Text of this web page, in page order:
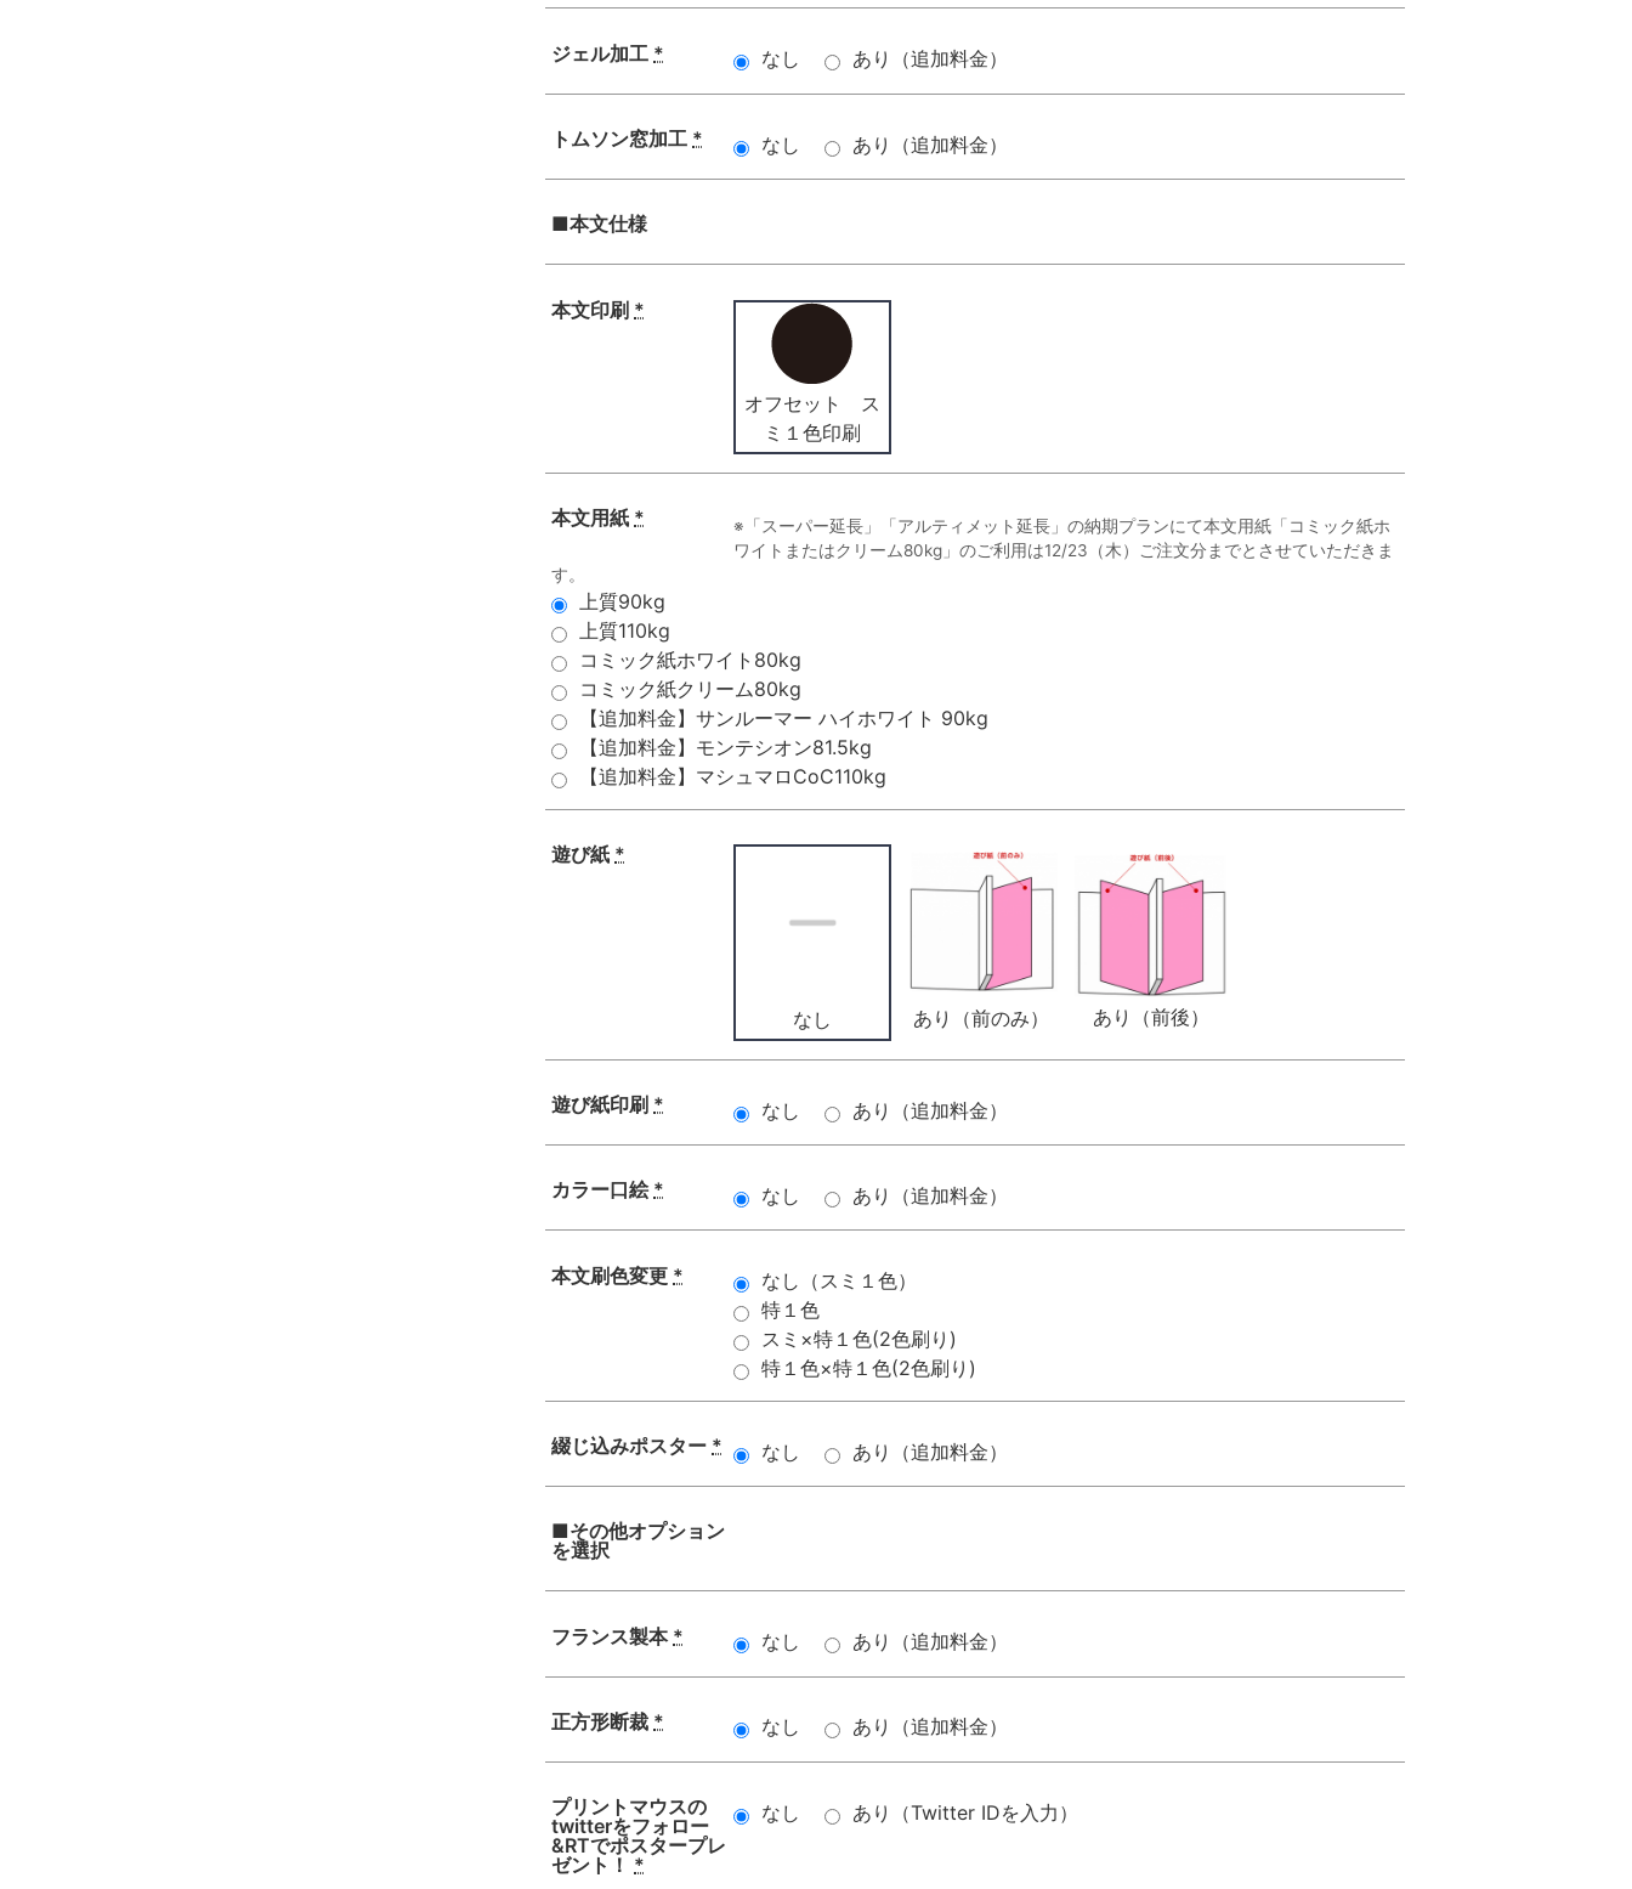
ジェル加工 * なし あり（追加料金）
トムソン窓加工 * なし あり（追加料金）
■本文仕様
本文印刷 *
オフセット ス
ミ１色印刷
本文用紙 *
※「スーパー延長」「アルティメット延長」の納期プランにて本文用紙「コミック紙ホ
ワイトまたはクリーム80kg」のご利用は12/23（木）ご注文分までとさせていただきま
す。
上質90kg
上質110kg
コミック紙ホワイト80kg
コミック紙クリーム80kg
【追加料金】サンルーマー ハイホワイト 90kg
【追加料金】モンテシオン81.5kg
【追加料金】マシュマロCoC110kg
遊び紙 *
なし あり（前のみ） あり（前後）
遊び紙印刷 * なし あり（追加料金）
カラー口絵 * なし あり（追加料金）
本文刷色変更 *
なし（スミ１色）
特１色
スミ×特１色(2色刷り)
特１色×特１色(2色刷り)
綴じ込みポスター * なし あり（追加料金）
■その他オプション
を選択
フランス製本 * なし あり（追加料金）
正方形断裁 * なし あり（追加料金）
プリントマウスの
twitterをフォロー
&RTでポスタープレ
ゼント！ *
なし あり（Twitter IDを入力）